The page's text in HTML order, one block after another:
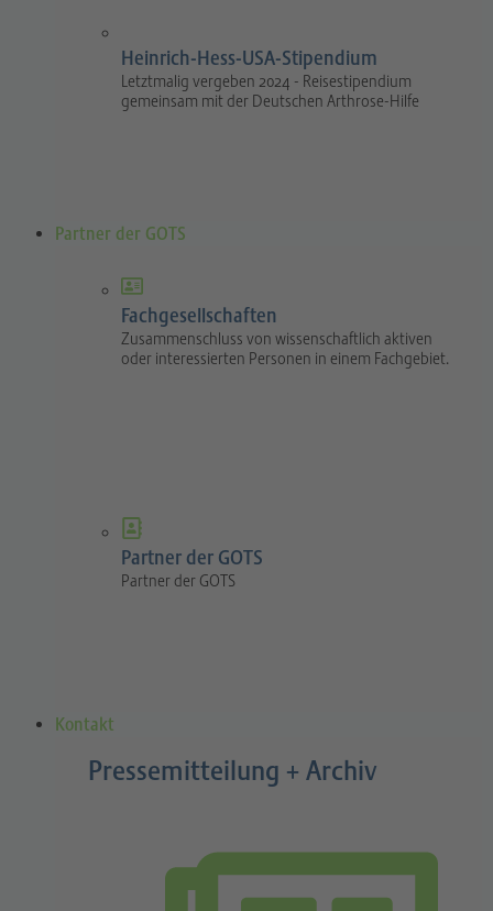
Heinrich-Hess-USA-Stipendium
Letztmalig vergeben 2024 - Reisestipendium
gemeinsam mit der Deutschen Arthrose-Hilfe
Partner der GOTS
Fachgesellschaften
Zusammenschluss von wissenschaftlich aktiven
oder interessierten Personen in einem Fachgebiet.
Partner der GOTS
Partner der GOTS
Kontakt
Pressemitteilung + Archiv